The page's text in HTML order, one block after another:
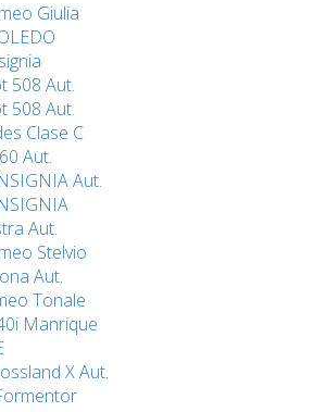
Giulia
508 Aut.
508 Aut.
Clase C
Aut.
Aut.
Aut.
Stelvio
Aut.
Tonale
Manrique
X Aut.